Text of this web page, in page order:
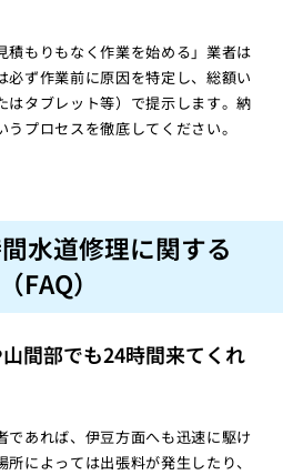
積もりもなく作業を始める」業者は
必ず作業前に原因を特定し、総額い
はタブレット等）で提示します。納
プロセスを徹底してください。
水道修理に関する
FAQ）
間部でも24時間来てくれ
であれば、伊豆方面へも迅速に駆け
によっては出張料が発生したり、